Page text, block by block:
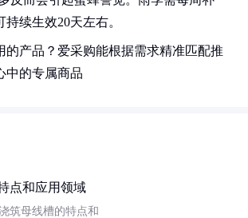
续生效20天左右。
的产品？爱采购能根据需求精准匹配推
中的专属商品
点和应用领域
筑母线槽的特点和